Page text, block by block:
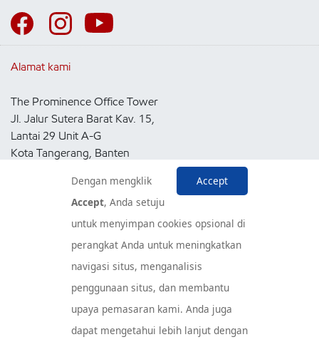
Alamat kami
The Prominence Office Tower
Jl. Jalur Sutera Barat Kav. 15,
Lantai 29 Unit A-G
Kota Tangerang, Banten
Pusat Layanan Konsumen
Accept
Dengan mengklik
Accept, Anda setuju
untuk menyimpan cookies opsional di
perangkat Anda untuk meningkatkan
navigasi situs, menganalisis
penggunaan situs, dan membantu
upaya pemasaran kami. Anda juga
dapat mengetahui lebih lanjut dengan